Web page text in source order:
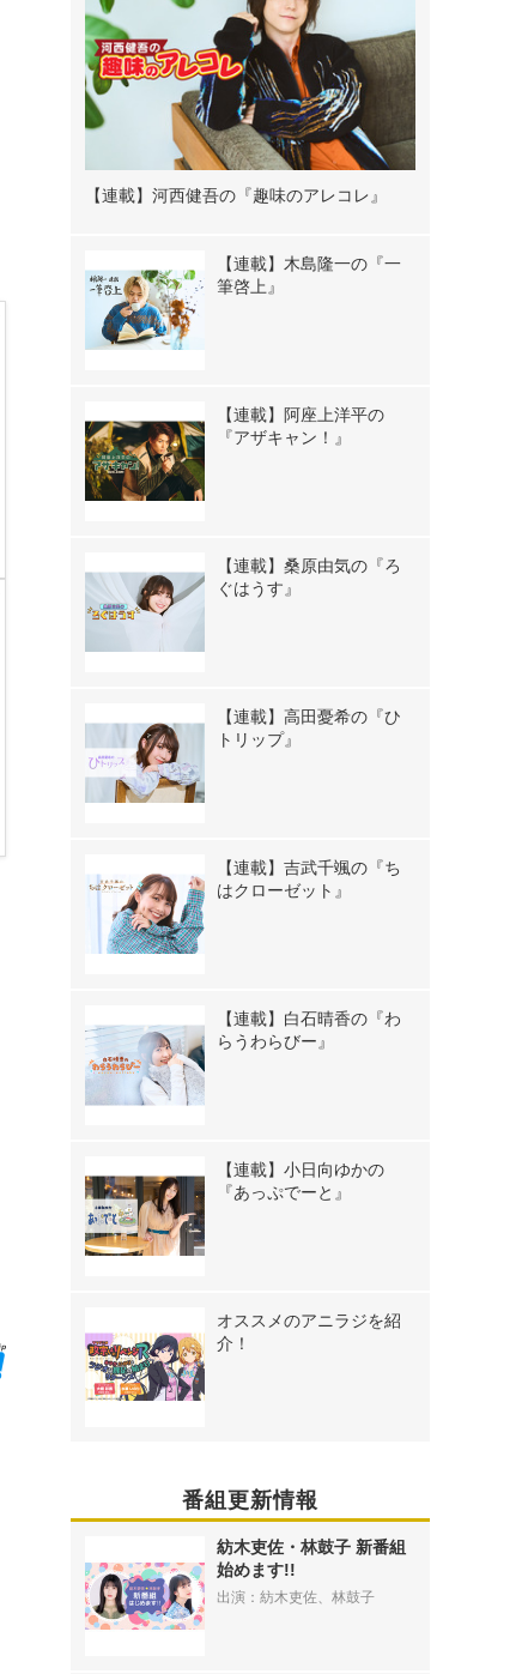
【連載】河西健吾の『趣味のアレコレ』
【連載】木島隆一の『一
筆啓上』
【連載】阿座上洋平の
『アザキャン！』
【連載】桑原由気の『ろ
ぐはうす』
【連載】高田憂希の『ひ
トリップ』
【連載】吉武千颯の『ち
はクローゼット』
【連載】白石晴香の『わ
らうわらびー』
【連載】小日向ゆかの
『あっぷでーと』
オススメのアニラジを紹
介！
番組更新情報
紡木吏佐・林鼓子 新番組
始めます!!
出演：紡木吏佐、林鼓子